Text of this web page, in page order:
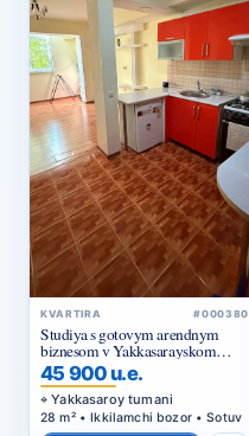
KVARTIRA #000380
Studiya s gotovym arendnym
biznesom v Yakkasarayskom
rayone Tashkenta
45 900 u.e.
Yakkasaroy tumani
28 m² • Ikkilamchi bozor • Sotuv